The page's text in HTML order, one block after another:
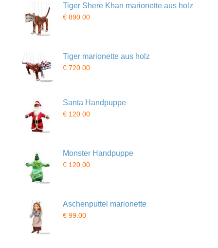
Tiger Shere Khan marionette aus holz
€ 890.00
Tiger marionette aus holz
€ 720.00
Santa Handpuppe
€ 120.00
Monster Handpuppe
€ 120.00
Aschenputtel marionette
€ 99.00